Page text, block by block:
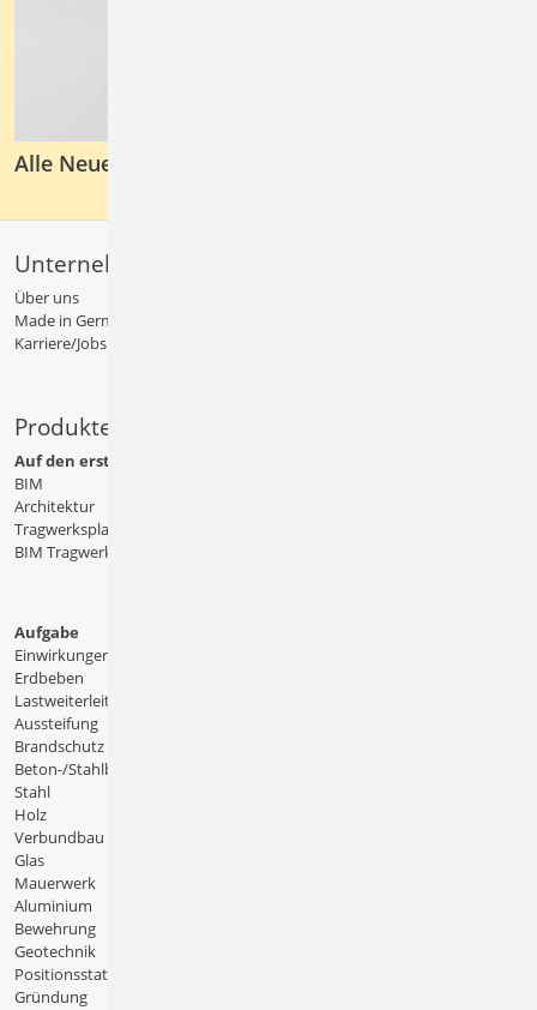
Alle Neuerungen im Detail
Unternehmen
Über uns
Made in Germany
Karriere/Jobs
Produkte
Auf den ersten Blick
BIM
Architektur
Tragwerksplanung
BIM Tragwerksplanung
Aufgabe
Einwirkungen
Erdbeben
Lastweiterleitung
Aussteifung
Brandschutz
Beton-/Stahlbeton
Stahl
Holz
Verbundbau
Glas
Mauerwerk
Aluminium
Bewehrung
Geotechnik
Positionsstatik
Gründung